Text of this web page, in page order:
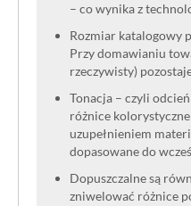
– co wynika z
Rozmiar katalogowy
Przy domawianiu
rzeczywisty)
Tonacja – czyli
różnice
uzupełnieniem
dopasowane do
Dopuszczalne są
zniwelować różnice